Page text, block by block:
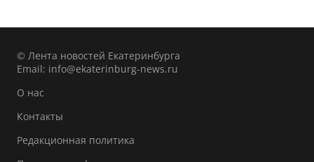
© Лента новостей Екатеринбурга
Email: info@ekaterinburg-news.ru
О нас
Контакты
Редакционная политика